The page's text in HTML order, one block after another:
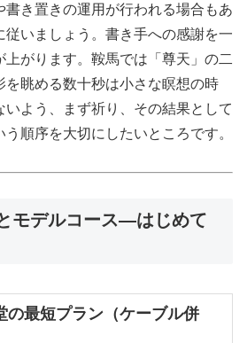
書き置きの運用が行われる場合もあ
従いましょう。書き手への感謝を一
がります。鞍馬では「尊天」の二
を眺める数十秒は小さな瞑想の時
いよう、まず祈り、その結果として
順序を大切にしたいところです。
モデルコース—はじめて
最短プラン（ケーブル併